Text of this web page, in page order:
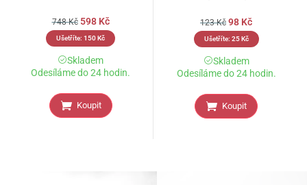
748Kč 598 Kč
Ušetříte: 150Kč
Skladem
Odesíláme do 24 hodin.
Koupit
123Kč 98 Kč
Ušetříte: 25Kč
Skladem
Odesíláme do 24 hodin.
Koupit